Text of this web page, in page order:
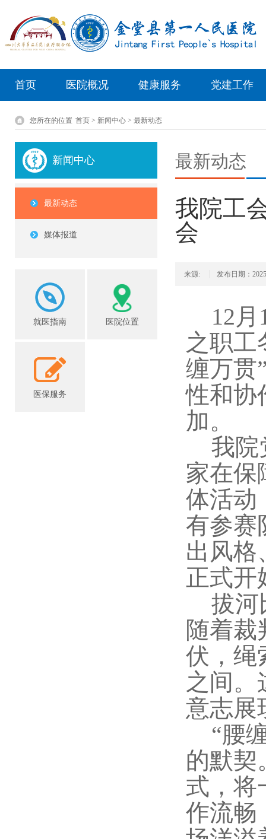
首页 医院概况 健康服务 党建工作
您所在的位置 首页 > 新闻中心 > 最新动态
新闻中心
最新动态
媒体报道
就医指南 医院位置
医保服务
最新动态
我院工
会
来源: 发布日期：
12
之职工
缠万贯
性和协
加。
我院
家在保
体活动
有参赛
出风格
正式开
拔河
随着
伏，绳
之间。
意志展
“腰
的默契
式，将
作流畅